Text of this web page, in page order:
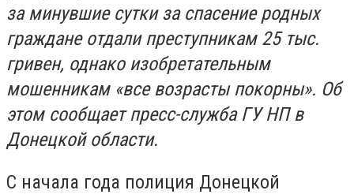
за минувшие сутки за спасение родных
граждане отдали преступникам 25 тыс.
гривен, однако изобретательным
мошенникам «все возрасты покорны». Об
этом сообщает пресс-служба ГУ НП в
Донецкой области.
С начала года полиция Донецкой